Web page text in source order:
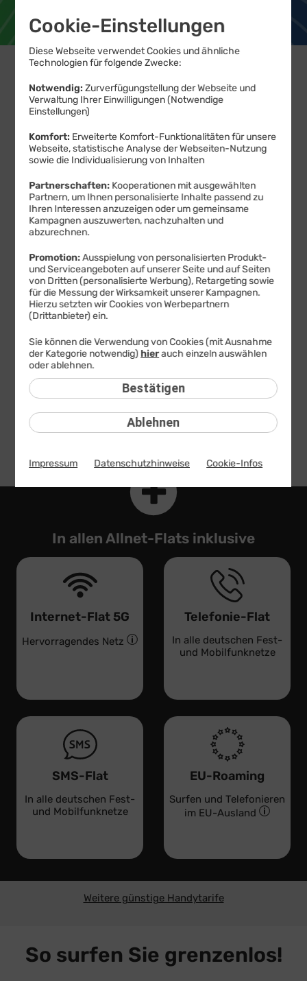
aktivieren
Jetzt Tarif für Ihr
Surfvergnügen wählen
€
sparen
100
10
GB
GRATIS
AKTION
Unlimited
on demand
1999
€ mtl.
0,– €Bereitstellungspreis
24 Monate TIPP
Jetzt bestellen
Tarifdetails
In allen Allnet-Flats inklusive
Internet-Flat 5G
Hervorragendes Netz
Telefonie-Flat
In alle deutschen Fest-
und Mobilfunknetze
SMS-Flat
In alle deutschen Fest-
und Mobilfunknetze
EU-Roaming
Surfen und Telefonieren
im EU-Ausland
Weitere günstige Handytarife
So surfen Sie grenzenlos!
Cookie-Einstellungen
Diese Webseite verwendet Cookies und ähnliche
Technologien für folgende Zwecke:
Notwendig: Zurverfügungstellung der Webseite und
Verwaltung Ihrer Einwilligungen (Notwendige
Einstellungen)
Komfort: Erweiterte Komfort-Funktionalitäten für unsere
Webseite, statistische Analyse der Webseiten-Nutzung
sowie die Individualisierung von Inhalten
Partnerschaften: Kooperationen mit ausgewählten
Partnern, um Ihnen personalisierte Inhalte passend zu
Ihren Interessen anzuzeigen oder um gemeinsame
Kampagnen auszuwerten, nachzuhalten und
abzurechnen.
Promotion:Ausspielung von personalisierten Produkt-
und Serviceangeboten auf unserer Seite und auf Seiten
von Dritten (personalisierte Werbung), Retargeting sowie
für die Messung der Wirksamkeit unserer Kampagnen.
Hierzu setzten wir Cookies von Werbepartnern
(Drittanbieter) ein.
Ablehnen
Sie können die Verwendung von Cookies (mit Ausnahme
der Kategorie notwendig) hierauch einzeln auswählen
oder ablehnen.
Bestätigen
Impressum Datenschutzhinweise Cookie-Infos